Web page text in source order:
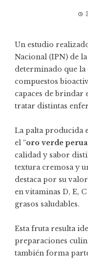
Un estudio
Nacional (IPN) de
determinado que la
compuestos
capaces de brindar
tratar distintas
La palta producida
el “oro verde
calidad y sabor
textura cremosa y
destaca por su
en vitaminas D, E,
grasos saludables.
Esta fruta resulta
preparaciones
también forma